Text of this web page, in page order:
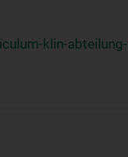
klin-